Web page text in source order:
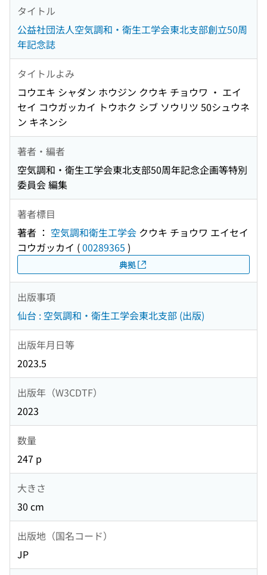
タイトル
公益社団法人空気調和・衛生工学会東北支部創立50周
年記念誌
タイトルよみ
コウエキ シャダン ホウジン クウキ チョウワ ・ エイ
セイ コウガッカイ トウホク シブ ソウリツ 50シュウネ
ン キネンシ
著者・編者
空気調和・衛生工学会東北支部50周年記念企画等特別
委員会 編集
著者標目
著者 ： 空気調和衛生工学会 クウキ チョウワ エイセイ
コウガッカイ (00289365 )
典拠
出版事項
仙台 : 空気調和・衛生工学会東北支部 (出版)
出版年月日等
2023.5
出版年（W3CDTF）
2023
数量
247 p
大きさ
30 cm
出版地（国名コード）
JP